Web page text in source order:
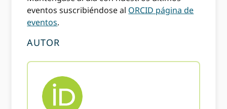
eventos suscribiéndose al ORCID página de
eventos.
AUTOR